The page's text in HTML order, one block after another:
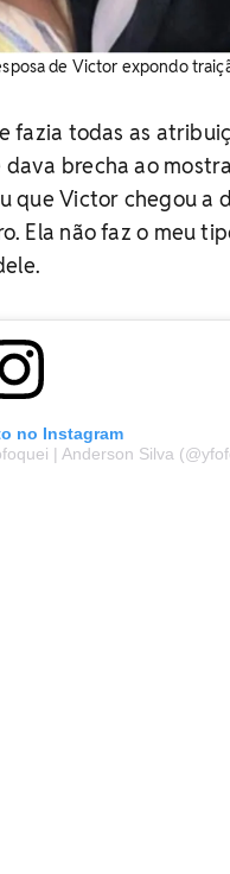
de Victor expondo
fazia todas as
brecha ao
que Victor chegou a
Ela não faz o meu
no Instagram
| Anderson Silva